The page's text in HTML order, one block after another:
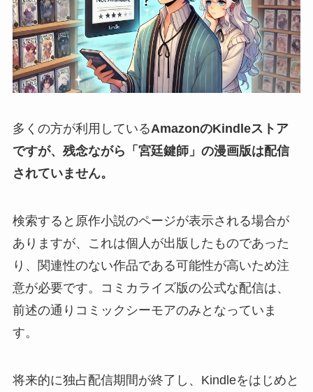
多くの方が利用しているAmazonのKindleストア
ですが、残念ながら「宮廷鍵師」の漫画版は配信
されていません。
検索すると原作小説のページが表示される場合が
ありますが、これは個人が出版したものであった
り、関連性のない作品である可能性が高いため注
意が必要です。コミカライズ版の公式な配信は、
前述の通りコミックシーモアのみとなっていま
す。
将来的に独占配信期間が終了し、Kindleをはじめと